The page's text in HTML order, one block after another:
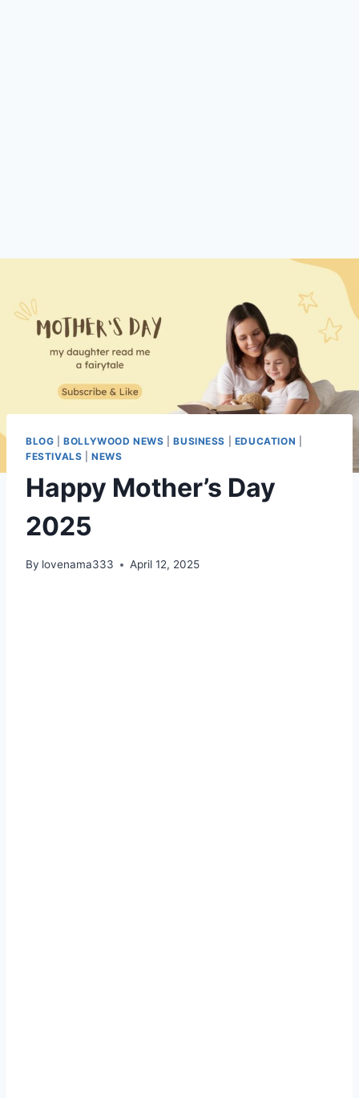
BLOG |BOLLYWOOD NEWS |BUSINESS EDUCATION
FESTIVALS |NEWS
Happy Mother’s Day
2025
By lovenama333 April 12, 2025